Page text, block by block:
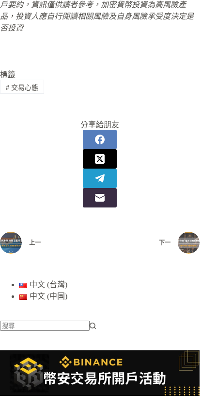
戶要約，資訊僅供讀者參考，加密貨幣投資為高風險產
品，投資人應自行閱讀相關風險及自身風險承受度決定是
否投資
標籤
#交易心態
分享給朋友
上一 下一
中文 (台灣)
中文 (中国)
不
條